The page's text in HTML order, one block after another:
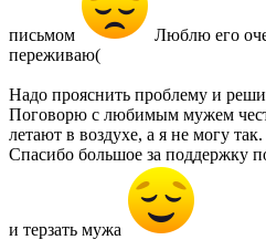
письмом
Люблю его
переживаю(
Надо прояснить проблему и
Поговорю с любимым мужем
летают в воздухе, а я не могу
Спасибо большое за поддержку
и терзать мужа